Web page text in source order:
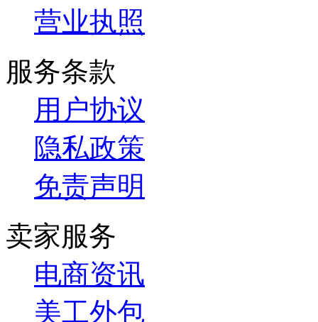
营业执照
服务条款
用户协议
隐私政策
免责声明
卖家服务
电商资讯
美工外包